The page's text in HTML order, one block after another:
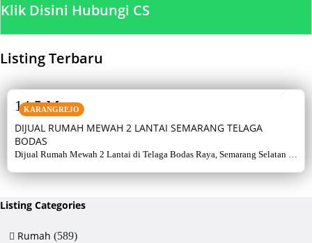
Klik Disini Hubungi CS
Listing Terbaru
KARANGREJO
DIJUAL RUMAH MEWAH 2 LANTAI SEMARANG TELAGA
BODAS
Dijual Rumah Mewah 2 Lantai di Telaga Bodas Raya, Semarang Selatan –
listrik 5500 watt, air artetis. Lingkungan asri & strategis.
14,5 M
Listing Categories
Rumah (589)